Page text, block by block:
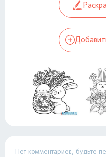
Нет комментариев, будьте